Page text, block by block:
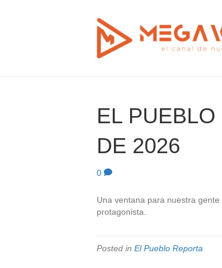
EL
DE 2026
0
Una ventana para nuestra
protagonista.
Posted in El Pueblo Reporta